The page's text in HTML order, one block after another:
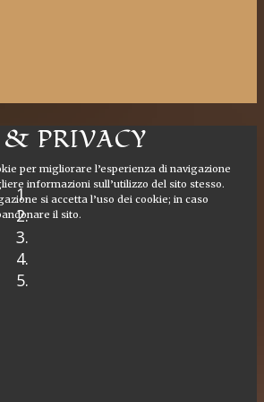
PRIVACY
per migliorare l’esperienza di navigazione
informazioni sull’utilizzo del sito stesso.
si accetta l’uso dei cookie; in caso
il sito.